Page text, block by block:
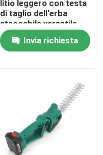
litio leggero con testa
di taglio dell'erba
staccabile versatile
Invia richiesta